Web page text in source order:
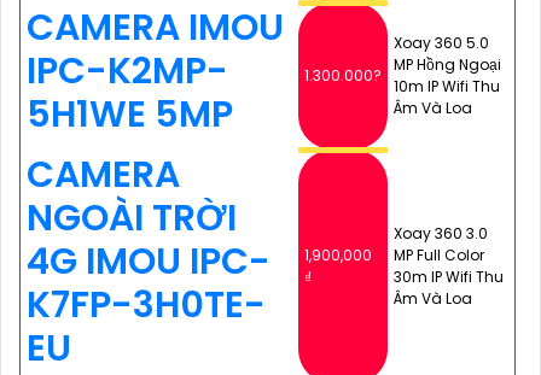
CAMERA IMOU
IPC-K2MP-
5H1WE 5MP
1.300.000?
Xoay 360 5.0
MP Hồng Ngoại
10m IP Wifi Thu
Âm Và Loa
CAMERA
NGOÀI TRỜI
4G IMOU IPC-
K7FP-3H0TE-
EU
1,900,000
₫
Xoay 360 3.0
MP Full Color
30m IP Wifi Thu
Âm Và Loa